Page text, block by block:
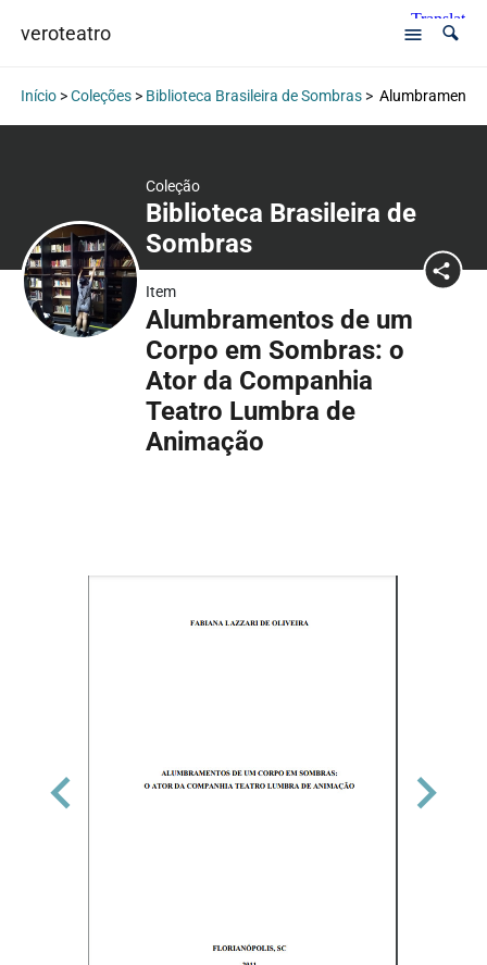
veroteatro
Início>Coleções> Biblioteca Brasileira de Sombras>
Coleção
Biblioteca Brasileira de
Sombras
Item
Alumbramentos de um
Corpo em Sombras: o
Ator da Companhia
Teatro Lumbra de
Animação